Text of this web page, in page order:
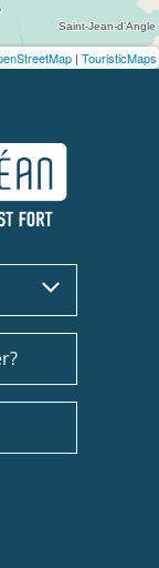
| TouristicMaps